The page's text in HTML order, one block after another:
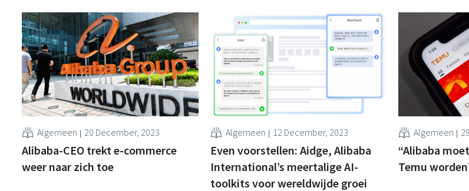
Algemeen 20 December, 2023
Alibaba-CEO trekt e-commerce
weer naar zich toe
Algemeen 12 December, 2023
Even voorstellen: Aidge, Alibaba
International’s meertalige AI-
toolkits voor wereldwijde groei
Algemeen
“Alibaba
Temu